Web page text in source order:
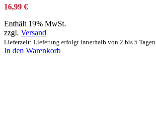
16,99 €
Enthält 19% MwSt.
zzgl. Versand
Lieferzeit: Lieferung erfolgt innerhalb von 2 bis 5 Tagen
In den Warenkorb